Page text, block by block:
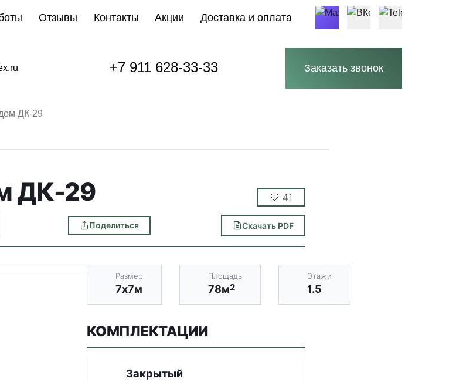
Отзывы Контакты Акции Доставка и оплата
+7 911 628-33-33 Заказать звонок
ДК-29
ДК-29 🤍 41
Поделиться Скачать PDF
Размер
7х7м
Площадь
78м2
Этажи
1.5
КОМПЛЕКТАЦИИ
Закрытый